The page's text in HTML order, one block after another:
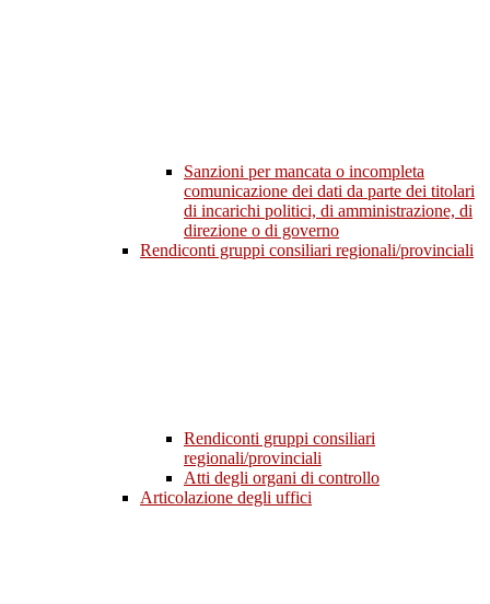
Sanzioni per mancata o incompleta
comunicazione dei dati da parte dei titolari
di incarichi politici, di amministrazione, di
direzione o di governo
Rendiconti gruppi consiliari regionali/provinciali
Rendiconti gruppi consiliari
regionali/provinciali
Atti degli organi di controllo
Articolazione degli uffici